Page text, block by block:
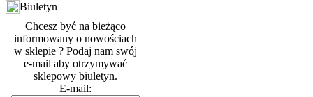
Biuletyn
Chcesz być na bieżąco
informowany o nowościach
w sklepie ? Podaj nam swój
e-mail aby otrzymywać
sklepowy biuletyn.
E-mail: